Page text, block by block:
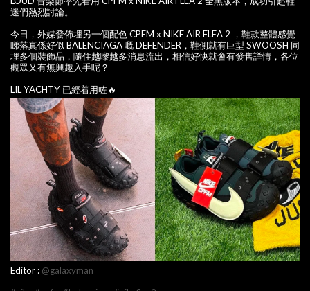
迷們熱烈討論。
今日，外媒發佈埋另一個配色 CPFM x NIKE AIR FLEA 2 ，鞋款整體感覺
睇落真係好似 BALENCIAGA 嘅 DEFENDER，鞋側就有巨型 SWOOSH 同
埋多個裝飾品，隨住越嚟越多消息流出，相信好快就會有發售詳情，各位
觀眾又有無興趣入手呢？
LIL YACHTY 已經着用咗🔥
Editor : @galaxyman